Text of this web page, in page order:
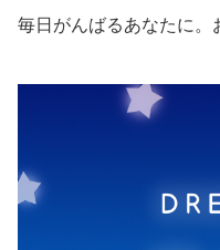
ファッション
恋愛/結婚/離婚
ワークスタイル
毎日がんばるあなたに。